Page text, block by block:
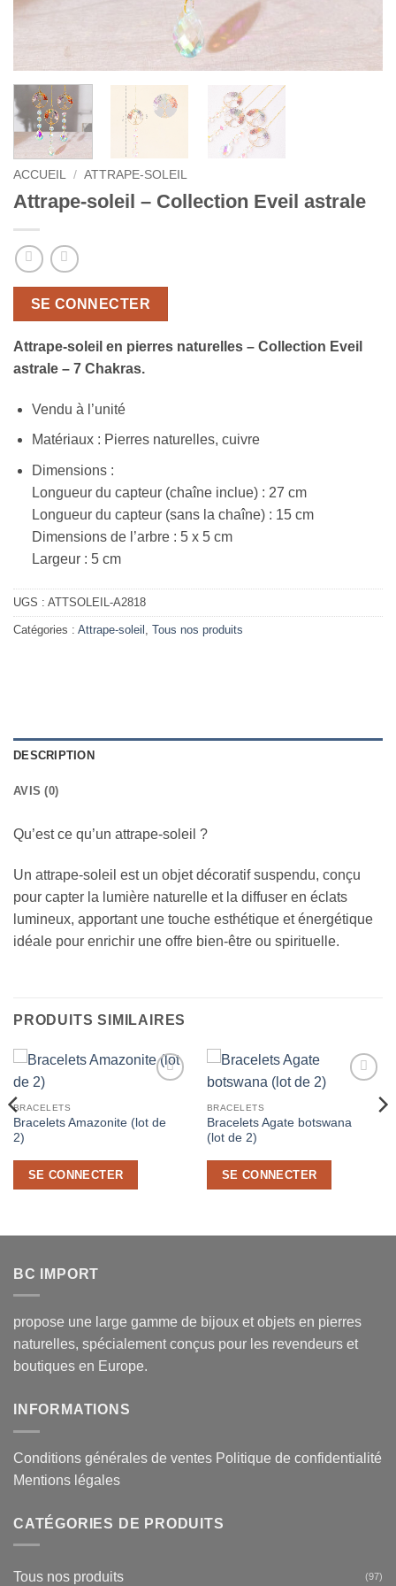
ACCUEIL / ATTRAPE-SOLEIL
Attrape-soleil – Collection Eveil astrale
SE CONNECTER
Attrape-soleil en pierres naturelles – Collection Eveil
astrale – 7 Chakras.
Vendu à l’unité
Matériaux : Pierres naturelles, cuivre
Dimensions :
Longueur du capteur (chaîne inclue) : 27 cm
Longueur du capteur (sans la chaîne) : 15 cm
Dimensions de l’arbre : 5 x 5 cm
Largeur : 5 cm
UGS : ATTSOLEIL-A2818
Catégories : Attrape-soleil Tous nos produits
DESCRIPTION
AVIS (0)
Qu’est ce qu’un attrape-soleil ?
Un attrape-soleil est un objet décoratif suspendu, conçu
pour capter la lumière naturelle et la diffuser en éclats
lumineux, apportant une touche esthétique et énergétique
idéale pour enrichir une offre bien-être ou spirituelle.
PRODUITS SIMILAIRES
de
BRACELETS
Bracelets Amazonite (lot de
2)
SE CONNECTER
de
BRACELETS
Bracelets Agate botswana
(lot de 2)
SE CONNECTER
BC IMPORT
propose une large gamme de bijoux et objets en pierres
naturelles, spécialement conçus pour les revendeurs et
boutiques en Europe.
INFORMATIONS
Conditions générales de ventes Politique de confidentialité
Mentions légales
CATÉGORIES DE PRODUITS
Tous nos produits (97)